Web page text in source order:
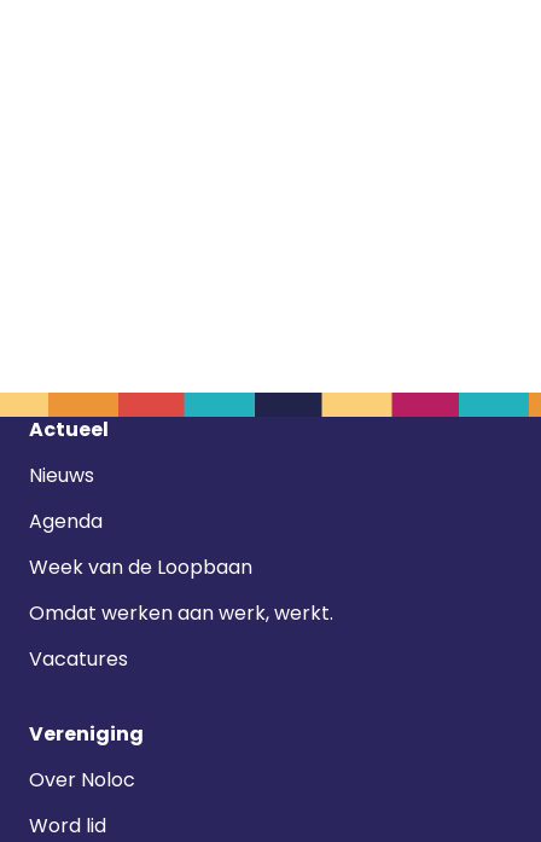
Footer
Actueel
Nieuws
Agenda
Week van de Loopbaan
Omdat werken aan werk, werkt.
Vacatures
Vereniging
Over Noloc
Word lid